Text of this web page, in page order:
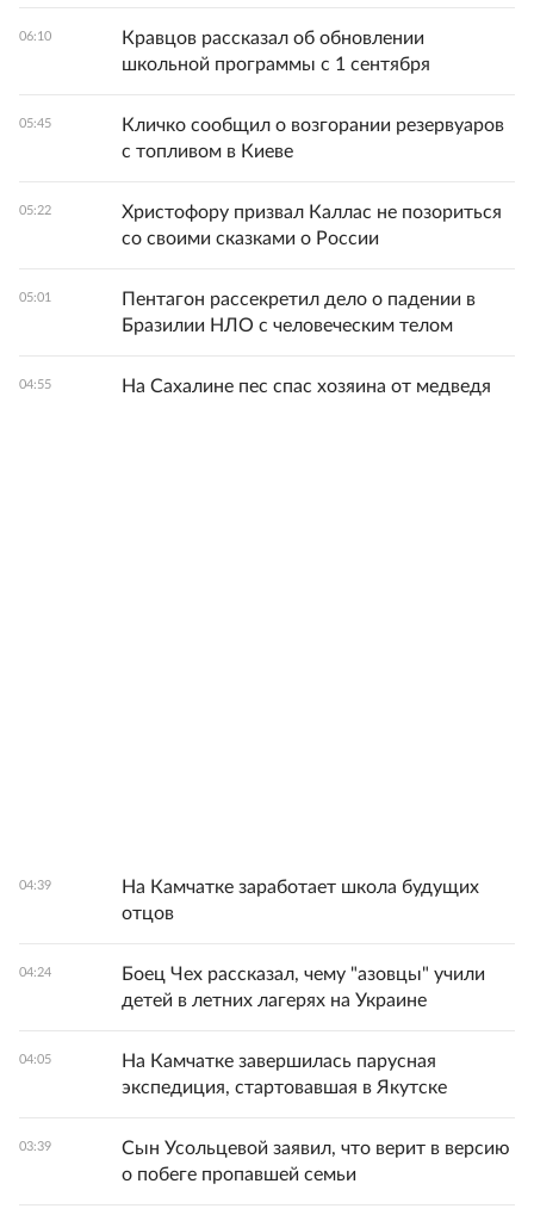
06:10
Кравцов рассказал об обновлении
школьной программы с 1 сентября
05:45
Кличко сообщил о возгорании резервуаров
с топливом в Киеве
05:22
Христофору призвал Каллас не позориться
со своими сказками о России
05:01
Пентагон рассекретил дело о падении в
Бразилии НЛО с человеческим телом
04:55 На Сахалине пес спас хозяина от медведя
04:39
На Камчатке заработает школа будущих
отцов
04:24
Боец Чех рассказал, чему "азовцы" учили
детей в летних лагерях на Украине
04:05
На Камчатке завершилась парусная
экспедиция, стартовавшая в Якутске
03:39
Сын Усольцевой заявил, что верит в версию
о побеге пропавшей семьи